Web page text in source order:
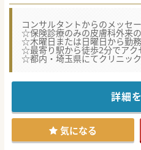
コンサルタントからのメッセ
☆保険診療のみの皮膚科外来
☆木曜日または日曜日から勤務
☆最寄り駅から徒歩2分でア
☆都内・埼玉県にてクリニック
詳細
気になる